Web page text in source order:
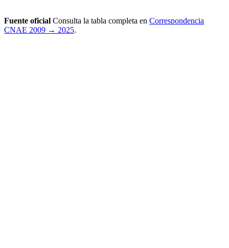
Fuente oficial Consulta la tabla completa en Correspondencia
CNAE 2009 → 2025.